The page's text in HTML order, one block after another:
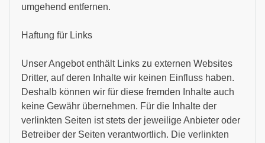
umgehend entfernen.
Haftung für Links
Unser Angebot enthält Links zu externen Websites
Dritter, auf deren Inhalte wir keinen Einfluss haben.
Deshalb können wir für diese fremden Inhalte auch
keine Gewähr übernehmen. Für die Inhalte der
verlinkten Seiten ist stets der jeweilige Anbieter oder
Betreiber der Seiten verantwortlich. Die verlinkten